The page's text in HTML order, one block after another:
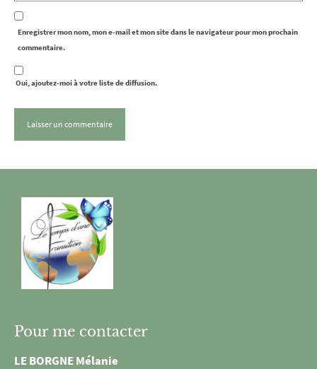
Enregistrer mon nom, mon e-mail et mon site dans le navigateur pour mon prochain
commentaire.
Oui, ajoutez-moi à votre liste de diffusion.
Pour me contacter
LE BORGNE Mélanie